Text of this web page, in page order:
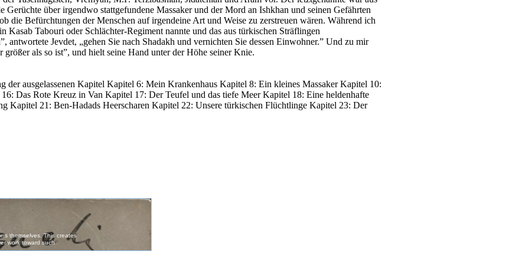
über irgendwo stattgefundene Massaker und der Mord an Ishkhan und seinen Gefährten
die Befürchtungen der Menschen auf irgendeine Art und Weise zu zerstreuen wären. Während ich
Kasab Tabouri oder Schlächter-Regiment nannte und das aus türkischen Sträflingen
antwortete Jevdet, „gehen Sie nach Shadakh und vernichten Sie dessen Einwohner.” Und zu mir
als so ist”, und hielt seine Hand unter der Höhe seiner Knie.
der ausgelassenen Kapitel Kapitel 6: Mein Krankenhaus Kapitel 8: Ein kleines Massaker Kapitel 10:
Das Rote Kreuz in Van Kapitel 17: Der Teufel und das tiefe Meer Kapitel 18: Eine heldenhafte
Kapitel 21: Ben-Hadads Heerscharen Kapitel 22: Unsere türkischen Flüchtlinge Kapitel 23: Der